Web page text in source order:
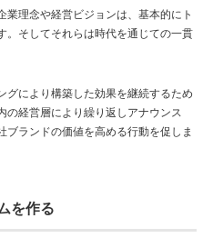
理念や経営ビジョンは、基本的にト
。そしてそれらは時代を通じての一貫
グにより構築した効果を継続するため
の経営層により繰り返しアナウンス
ランドの価値を高める行動を促しま
を作る